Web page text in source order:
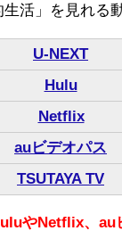
生活」を見れる
U-NEXT
Hulu
Netflix
auビデオパス
TSUTAYA TV
やNetflix、au